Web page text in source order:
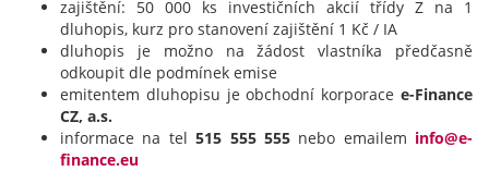
zajištění: 50 000 ks investičních akcií třídy Z na 1
dluhopis, kurz pro stanovení zajištění 1 Kč / IA
dluhopis je možno na žádost vlastníka předčasně
odkoupit dle podmínek emise
emitentem dluhopisu je obchodní korporace e-Finance
CZ, a.s.
informace na tel515 555 555nebo emailem info@e-
finance.eu